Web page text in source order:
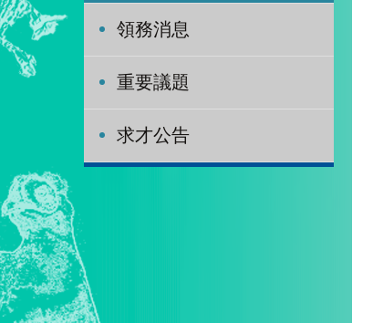
領務消息
重要議題
求才公告